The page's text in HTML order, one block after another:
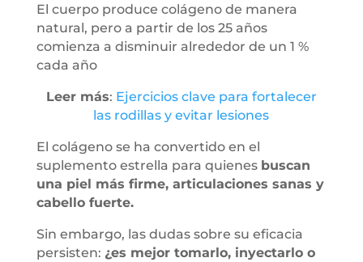
El cuerpo produce colágeno de manera
natural, pero a partir de los 25 años
comienza a disminuir alrededor de un 1 %
cada año
Leer más: Ejercicios clave para fortalecer
las rodillas y evitar lesiones
El colágeno se ha convertido en el
suplemento estrella para quienes buscan
una piel más firme, articulaciones sanas y
cabello fuerte.
Sin embargo, las dudas sobre su eficacia
persisten: ¿es mejor tomarlo, inyectarlo o